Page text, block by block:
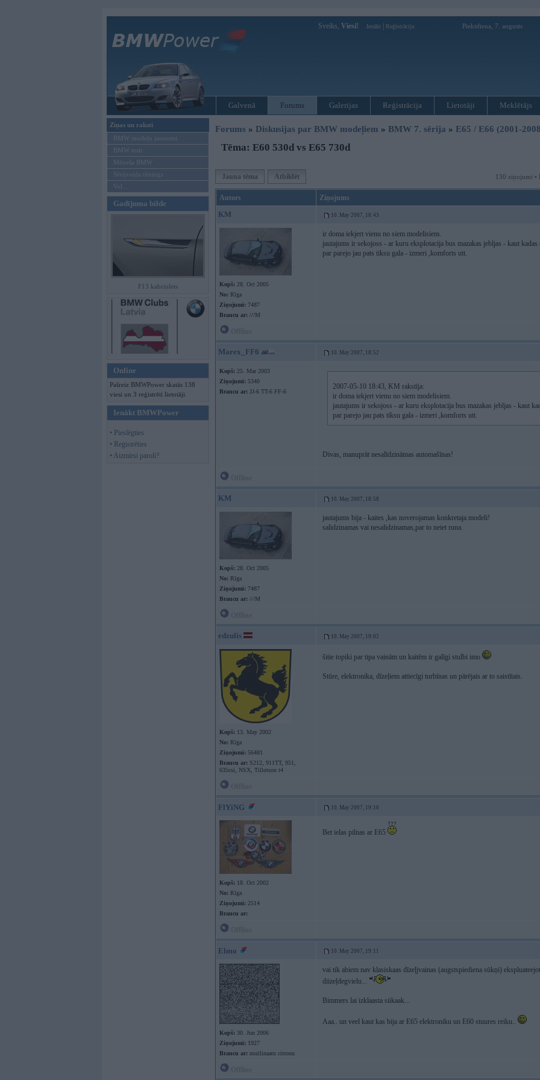
Sveiks, Viesi! Ienākt Reģistrācija Piektdiena, 7. augusts
Galvenā Forums Galerijas Reģistrācija Lietotāji Meklētājs
Ziņas un raksti
BMW modeļu jaunumi
BMW testi
Mēneša BMW
Sērijveida tūnings
Vel...
Gadījuma bilde
F13 kabriolets
Online
Pašreiz BMWPower skatās 138
viesi un 3 reģistrēti lietotāji.
Ienākt BMWPower
• Pieslēgties
• Reģistrēties
• Aizmirsi paroli?
Forums » Diskusijas par BMW modeļiem » BMW 7. sērija » E65 / E66 (2001-
Tēma: E60 530d vs E65 730d
Jauna tēma Atbildēt 130 ziņojumi •
Autors Ziņojums
KM 10. May 2007, 18:43
Kopš: 28. Oct 2005
No: Rīga
Ziņojumi: 7487
Braucu ar: ///M
ir doma iekjert vienu no siem modelisiem.
jautajums ir sekojoss - ar kuru eksplotacija bus mazakas jebljas - kaut
par parejo jau pats tiksu gala - izmeri ,komforts utt.
Marex_FF6 10. May 2007, 18:52
Kopš: 25. Mar 2003
Ziņojumi: 5340
Braucu ar: JJ-6 TT-6 FF-6
2007-05-10 18:43, KM rakstīja:
ir doma iekjert vienu no siem modelisiem.
jautajums ir sekojoss - ar kuru eksplotacija bus mazakas jebljas - kaut
par parejo jau pats tiksu gala - izmeri ,komforts utt.
Divas, manuprāt nesalīdzināmas automašīnas!
KM 10. May 2007, 18:58
Kopš: 28. Oct 2005
No: Rīga
Ziņojumi: 7487
Braucu ar: ///M
jautajums bija - kaites ,kas noverojamas konkretaja modeli!
salidzinamas vai nesalidzinamas,par to neiet runa.
edzulis 10. May 2007, 19:02
Kopš: 13. May 2002
No: Rīga
Ziņojumi: 56481
Braucu ar: S212, 911TT, 951,
635csi, NSX, Tillotson t4
šitie topiki par tipa vainām un kaitēm ir galīgi stulbi imo
Stūre, elektronika, dīzeļiem attiecīgi turbīnas un pārējais ar to saistītais.
FlYiNG 10. May 2007, 19:10
Kopš: 18. Oct 2002
No: Rīga
Ziņojumi: 2514
Braucu ar:
Bet ielas pilnas ar E65
Elmo 10. May 2007, 19:11
Kopš: 30. Jun 2006
Ziņojumi: 1927
Braucu ar: nozilinaatu citronu
vai tik abiem nav klasiskaas dīzeļjvainas (augstspiediena sūkņi)
diizeļdegvielu...
Bimmers lai izklaasta siikaak...
Aaa.. un veel kaut kas bija ar E65 elektroniku un E60 stuures reiku..